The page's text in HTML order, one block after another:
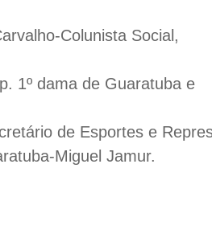
Colunista Social,
1º dama de Guaratuba e
de Esportes e
Miguel Jamur.